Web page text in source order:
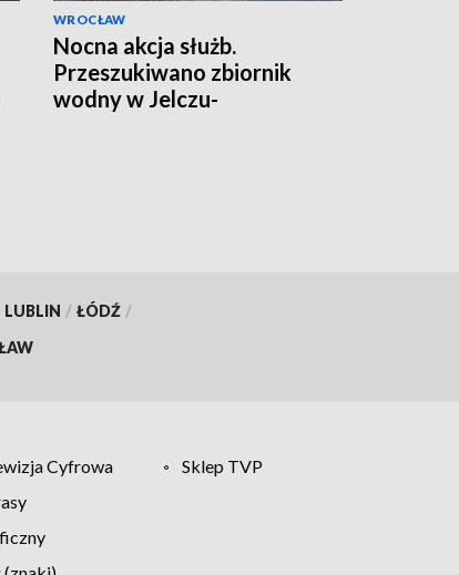
WROCŁAW
Nocna akcja służb.
Przeszukiwano zbiornik
wodny w Jelczu-
LUBLIN / ŁÓDŹ /
Cyfrowa
Sklep TVP